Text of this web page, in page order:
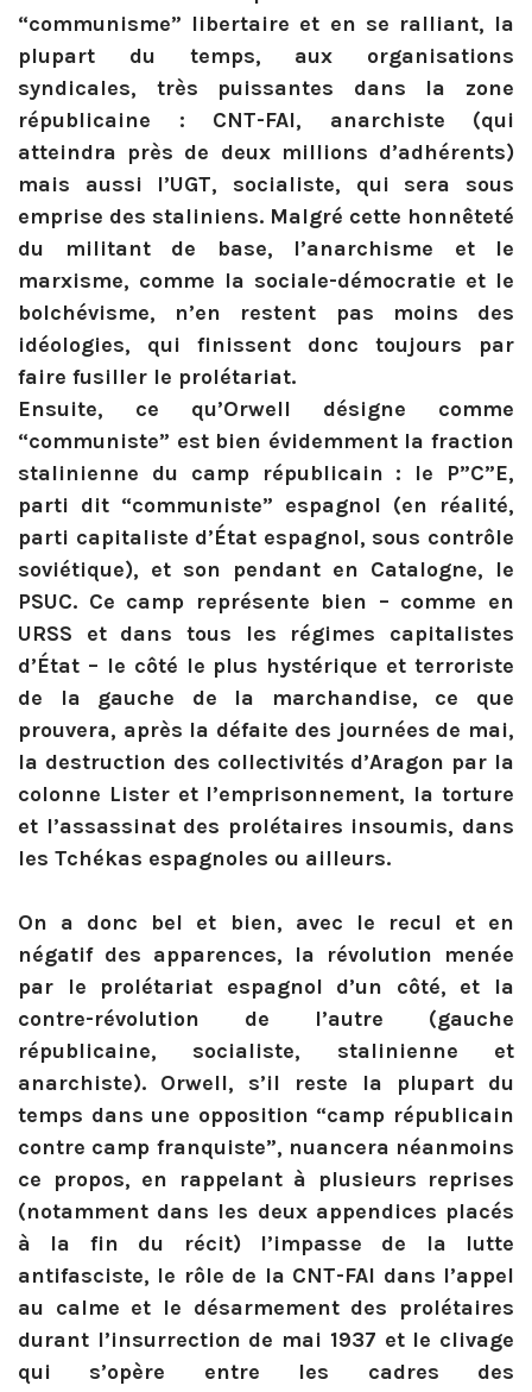
“communisme” libertaire et en se ralliant, la
plupart du temps, aux organisations
syndicales, très puissantes dans la zone
républicaine : CNT-FAI, anarchiste (qui
atteindra près de deux millions d’adhérents)
mais aussi l’UGT, socialiste, qui sera sous
emprise des staliniens. Malgré cette honnêteté
du militant de base, l’anarchisme et le
marxisme, comme la sociale-démocratie et le
bolchévisme, n’en restent pas moins des
idéologies, qui finissent donc toujours par
faire fusiller le prolétariat.
Ensuite, ce qu’Orwell désigne comme
“communiste” est bien évidemment la fraction
stalinienne du camp républicain : le P”C”E,
parti dit “communiste” espagnol (en réalité,
parti capitaliste d’État espagnol, sous contrôle
soviétique), et son pendant en Catalogne, le
PSUC. Ce camp représente bien – comme en
URSS et dans tous les régimes capitalistes
d’État – le côté le plus hystérique et terroriste
de la gauche de la marchandise, ce que
prouvera, après la défaite des journées de mai,
la destruction des collectivités d’Aragon par la
colonne Lister et l’emprisonnement, la torture
et l’assassinat des prolétaires insoumis, dans
les Tchékas espagnoles ou ailleurs.
On a donc bel et bien, avec le recul et en
négatif des apparences, la révolution menée
par le prolétariat espagnol d’un côté, et la
contre-révolution de l’autre (gauche
républicaine, socialiste, stalinienne et
anarchiste). Orwell, s’il reste la plupart du
temps dans une opposition “camp républicain
contre camp franquiste”, nuancera néanmoins
ce propos, en rappelant à plusieurs reprises
(notamment dans les deux appendices placés
à la fin du récit) l’impasse de la lutte
antifasciste, le rôle de la CNT-FAI dans l’appel
au calme et le désarmement des prolétaires
durant l’insurrection de mai 1937 et le clivage
qui s’opère entre les cadres des